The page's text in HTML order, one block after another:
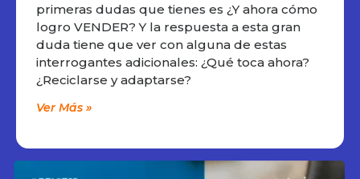
primeras dudas que tienes es ¿Y ahora cómo
logro VENDER? Y la respuesta a esta gran
duda tiene que ver con alguna de estas
interrogantes adicionales: ¿Qué toca ahora?
¿Reciclarse y adaptarse?
Ver Más »